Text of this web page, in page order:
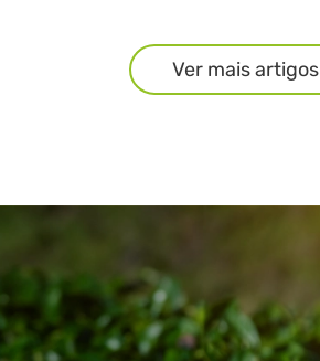
Ver mais artigos